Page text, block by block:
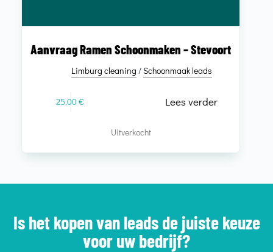
Aanvraag Ramen Schoonmaken – Stevoort
Limburg cleaning /Schoonmaak leads
25,00€ Lees verder
Uitverkocht
Is het kopen van leads de juiste keuze
voor uw bedrijf?